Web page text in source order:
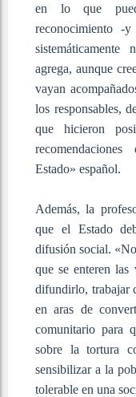
en lo que
reconocimiento -
sistemáticamente
agrega, aunque
vayan
los responsables,
que hicieron
Estado» español.
Además, la
que el Estado
difusión social.
que se enteren
difundirlo, trabajar
en aras de
comunitario para
sobre la tortura
sensibilizar a la
tolerable en una